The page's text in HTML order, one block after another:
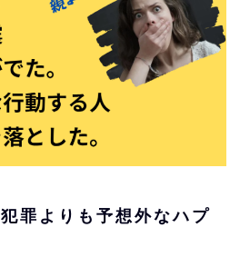
犯罪よりも予想外なハプ